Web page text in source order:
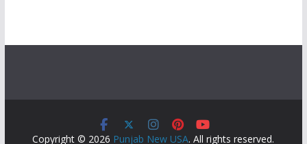
Copyright © 2026 Punjab New USA. All rights reserved.